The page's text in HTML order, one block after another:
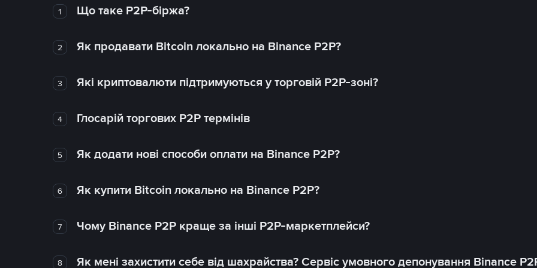
1 Що таке P2P-біржа?
2 Як продавати Bitcoin локально на Binance P2P?
3 Які криптовалюти підтримуються у торговій P2P-зоні?
4 Глосарій торгових P2P термінів
5 Як додати нові способи оплати на Binance P2P?
6 Як купити Bitcoin локально на Binance P2P?
7 Чому Binance P2P краще за інші P2P-маркетплейси?
8 Як мені захистити себе від шахрайства? Сервіс умовного депонування Binance